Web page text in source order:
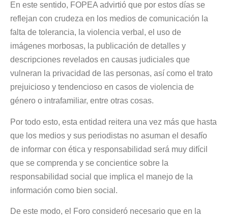
En este sentido, FOPEA advirtió que por estos días se
reflejan con crudeza en los medios de comunicación la
falta de tolerancia, la violencia verbal, el uso de
imágenes morbosas, la publicación de detalles y
descripciones revelados en causas judiciales que
vulneran la privacidad de las personas, así como el trato
prejuicioso y tendencioso en casos de violencia de
género o intrafamiliar, entre otras cosas.
Por todo esto, esta entidad reitera una vez más que hasta
que los medios y sus periodistas no asuman el desafío
de informar con ética y responsabilidad será muy difícil
que se comprenda y se concientice sobre la
responsabilidad social que implica el manejo de la
información como bien social.
De este modo, el Foro consideró necesario que en la